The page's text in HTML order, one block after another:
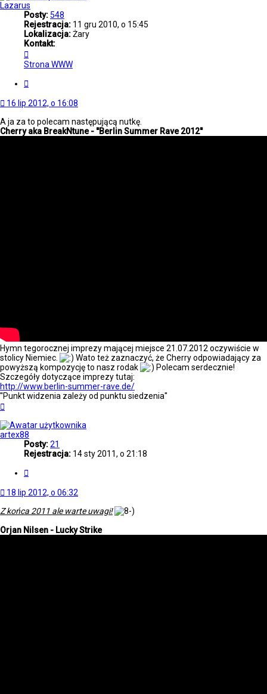
Lazarus
Posty:548
Rejestracja: 11 gru 2010, o 15:45
Lokalizacja:Żary
Kontakt:
się
z
Strona WWW
16 lip 2012, o 16:08
A ja za to polecam następującą nutkę.
Cherry aka BreakNtune - ''Berlin Summer Rave 2012''
Hymn tegorocznej imprezy mającej miejsce 21.07.2012 oczywiście w
stolicy Niemiec.
Wato też zaznaczyć, że Cherry odpowiadający za
powyższą kompozycję to nasz rodak
Polecam serdecznie!
Szczegóły dotyczące imprezy tutaj:
http://www.berlin-summer-rave.de/
''Punkt widzenia zależy od punktu siedzenia''
artex88
Posty:21
Rejestracja: 14 sty 2011, o 21:18
18 lip 2012, o 06:32
Z końca 2011 ale warte uwagi!
Orjan Nilsen - Lucky Strike